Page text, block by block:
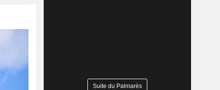
Suite du Palmarès